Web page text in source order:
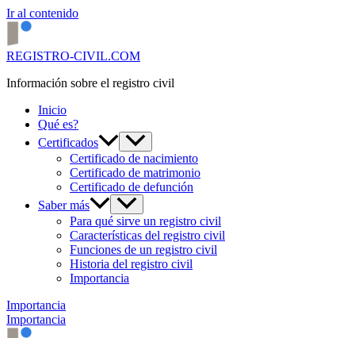
Ir al contenido
REGISTRO-CIVIL.COM
Información sobre el registro civil
Inicio
Qué es?
Certificados
Certificado de nacimiento
Certificado de matrimonio
Certificado de defunción
Saber más
Para qué sirve un registro civil
Características del registro civil
Funciones de un registro civil
Historia del registro civil
Importancia
Importancia
Importancia